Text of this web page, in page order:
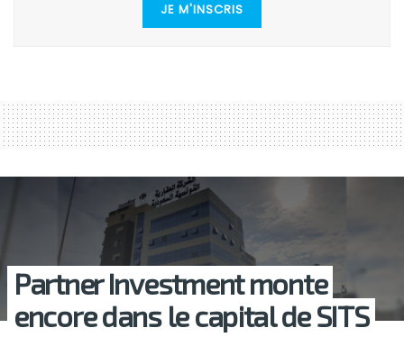
JE M'INSCRIS
Partner Investment monte
encore dans le capital de SITS